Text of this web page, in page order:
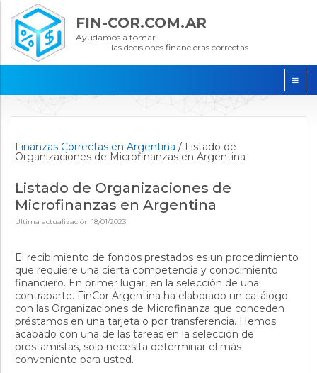
FIN-COR.COM.AR
Ayudamos a tomar
las decisiones financieras correctas
Finanzas Correctas en Argentina / Listado de
Organizaciones de Microfinanzas en Argentina
Listado de Organizaciones de
Microfinanzas en Argentina
Última actualización 18/01/2023
El recibimiento de fondos prestados es un procedimiento
que requiere una cierta competencia y conocimiento
financiero. En primer lugar, en la selección de una
contraparte. FinCor Argentina ha elaborado un catálogo
con las Organizaciones de Microfinanza que conceden
préstamos en una tarjeta o por transferencia. Hemos
acabado con una de las tareas en la selección de
prestamistas, solo necesita determinar el más
conveniente para usted.